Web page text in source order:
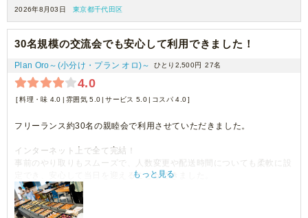
なと思います。
周囲の食べ物に手が触れそうかなという点が気になりました。
千切りの野菜が使われていたり、一口でパッと口に入れる、というのは
たいなと感じます。
2026年8月03日
東京都千代田区
30名規模の交流会でも安心して利用できました！
Plan Oro～(小分け・プラン オロ)～ ひとり2,500円 27名
4.0
料理・味 4.0 雰囲気 5.0 サービス 5.0 コスパ 4.0
フリーランス約30名の親睦会で利用させていただきました。
インターネット上で全て完結！
事前のやり取りもスムーズで、人数変更や配送時間についても柔軟に設
定でき、安心して当日を迎えることができました。
料理は一つひとつが小分けになっているため取り分けやすく、見た目も
華やかで、参加者からも「おしゃれ！」「美味しい！」という声が多く
もっと見る